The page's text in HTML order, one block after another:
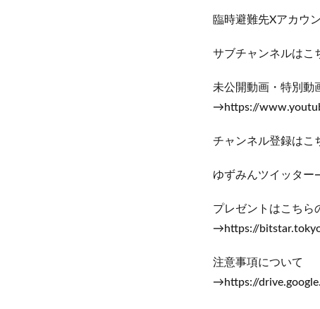
臨時避難先Xアカウ
サブチャンネルは
未公開動画・特別動
→https://
チャンネル登録は
ゆずみんツイッタ
プレゼントはこちら
→https://
注意事項について
→https://